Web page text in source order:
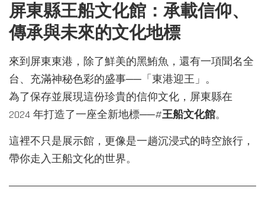
屏東縣王船文化館：承載信仰、
傳承與未來的文化地標
來到屏東東港，除了鮮美的黑鮪魚，還有一項聞名全
台、充滿神秘色彩的盛事──「東港迎王」。
為了保存並展現這份珍貴的信仰文化，屏東縣在
2024 年打造了一座全新地標──#王船文化館。
這裡不只是展示館，更像是一趟沉浸式的時空旅行，
帶你走入王船文化的世界。